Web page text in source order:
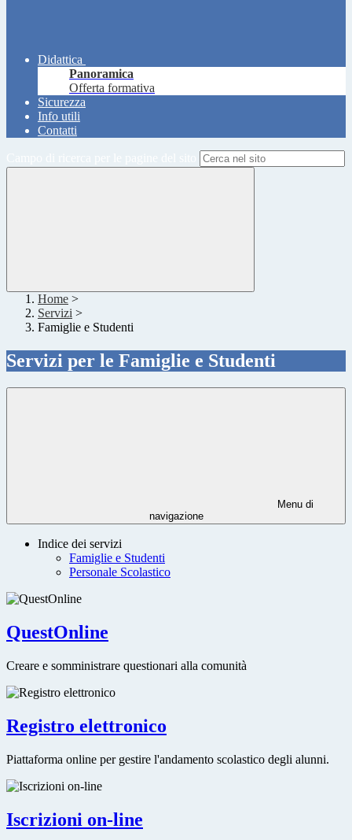
Didattica
Panoramica
Offerta formativa
Sicurezza
Info utili
Contatti
Home >
Servizi >
Famiglie e Studenti
Servizi per le Famiglie e Studenti
Menu di
navigazione
Indice dei servizi
Famiglie e Studenti
Personale Scolastico
QuestOnline
Creare e somministrare questionari alla comunità
Registro elettronico
Piattaforma online per gestire l'andamento scolastico degli alunni.
Iscrizioni on-line